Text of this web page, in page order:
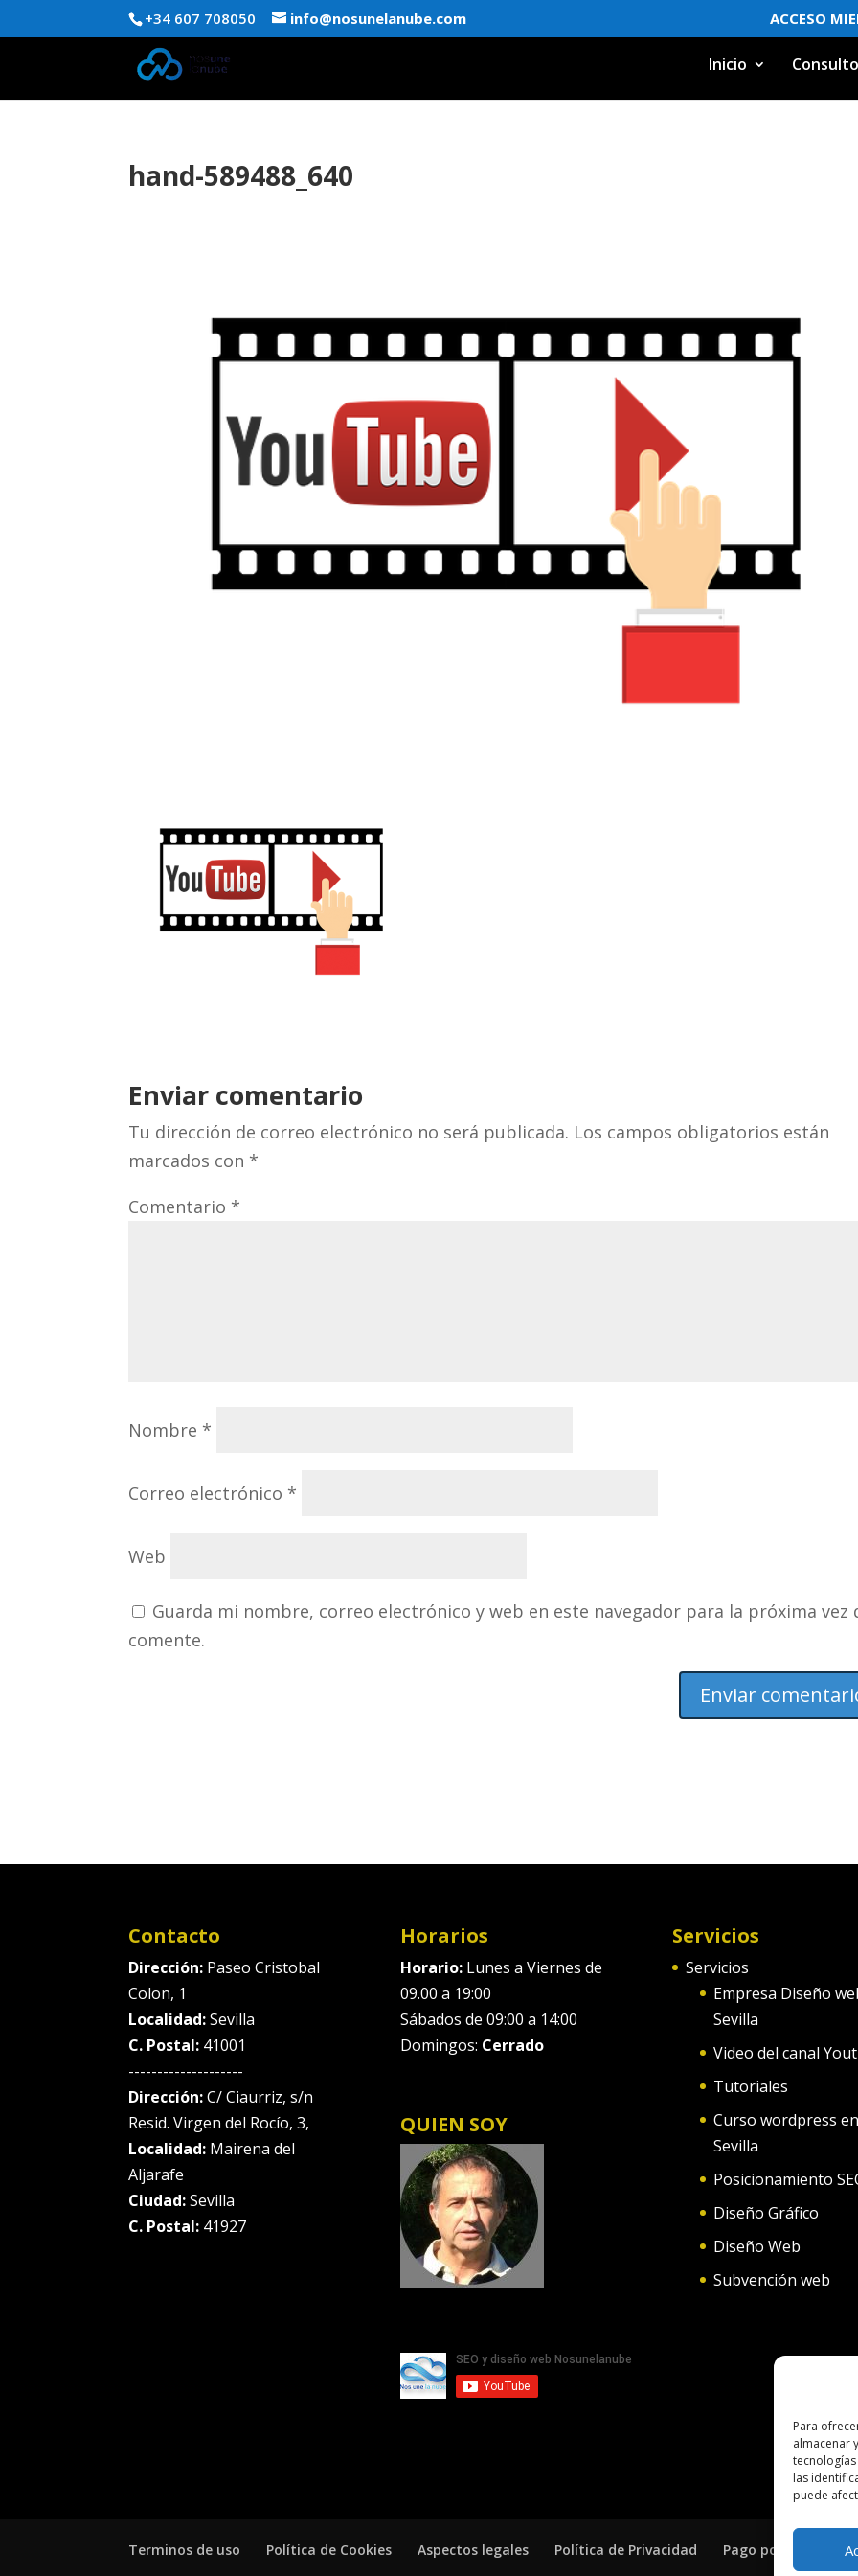
Para
almacenar
las
puede
+34 607 708050 info@nosunelanube.com ACCESO
Inicio
hand-589488_640
Enviar comentario
Tu dirección de correo electrónico no será publicada. Los campos obligatorios están
marcados con *
Comentario *
Nombre *
Correo electrónico *
Web
Guarda mi nombre, correo electrónico y web en este navegador para la próxima vez
comente.
Contacto
Dirección: Paseo Cristobal
Colon, 1
Localidad:Sevilla
C. Postal: 41001
--------------------
Dirección:C/ Ciaurriz, s/n
Resid. Virgen del Rocío, 3,
Localidad: Mairena del
Aljarafe
Ciudad:Sevilla
C. Postal: 41927
Horarios
Horario:Lunes a Viernes de
09.00 a 19:00
Sábados de 09:00 a 14:00
Domingos: Cerrado
QUIEN SOY
Servicios
Servicios
Empresa Diseño
Sevilla
Video del canal
Tutoriales
Curso wordpress en
Sevilla
Posicionamiento
Diseño Gráfico
Diseño Web
Subvención web
Terminos de uso Política de Cookies Aspectos legales Política de Privacidad Pago por servicios